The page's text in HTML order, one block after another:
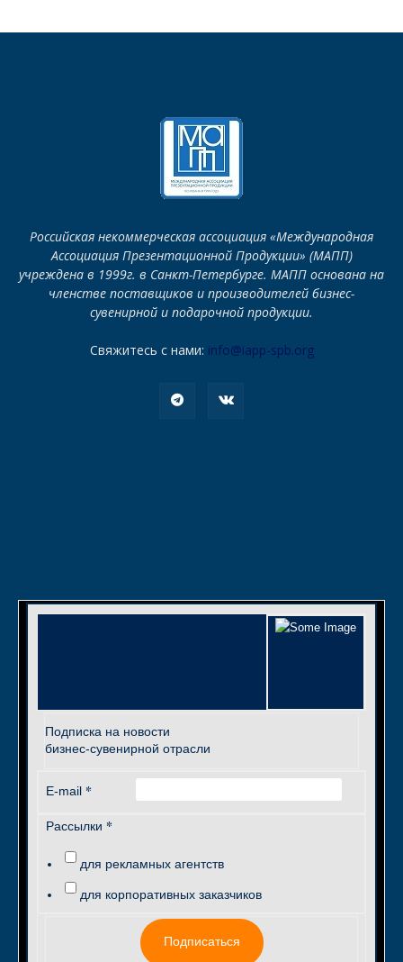
Российская некоммерческая ассоциация «Международная
Ассоциация Презентационной Продукции» (МАПП)
учреждена в 1999г. в Санкт-Петербурге. МАПП основана на
членстве поставщиков и производителей бизнес-
сувенирной и подарочной продукции.
Свяжитесь с нами: info@iapp-spb.org
Подписка на новости
бизнес-сувенирной отрасли
E-mail *
Рассылки *
для рекламных агентств
для корпоративных заказчиков
Подписаться